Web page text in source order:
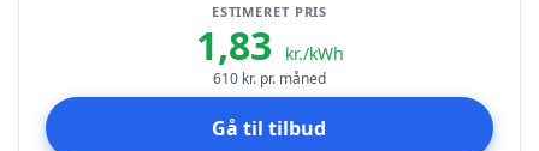
ESTIMERET PRIS
1,83 kr./kWh
610 kr. pr. måned
Gå til tilbud